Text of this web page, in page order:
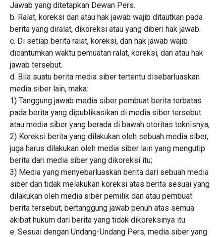
Jawab yang ditetapkan Dewan Pers.
b. Ralat, koreksi dan atau hak jawab wajib ditautkan pada
berita yang diralat, dikoreksi atau yang diberi hak jawab.
c. Di setiap berita ralat, koreksi, dan hak jawab wajib
dicantumkan waktu pemuatan ralat, koreksi, dan atau hak
jawab tersebut.
d. Bila suatu berita media siber tertentu disebarluaskan
media siber lain, maka:
1) Tanggung jawab media siber pembuat berita terbatas
pada berita yang dipublikasikan di media siber tersebut
atau media siber yang berada di bawah otoritas teknisnya;
2) Koreksi berita yang dilakukan oleh sebuah media siber,
juga harus dilakukan oleh media siber lain yang mengutip
berita dari media siber yang dikoreksi itu;
3) Media yang menyebarluaskan berita dari sebuah media
siber dan tidak melakukan koreksi atas berita sesuai yang
dilakukan oleh media siber pemilik dan atau pembuat
berita tersebut, bertanggung jawab penuh atas semua
akibat hukum dari berita yang tidak dikoreksinya itu.
e. Sesuai dengan Undang-Undang Pers, media siber yang